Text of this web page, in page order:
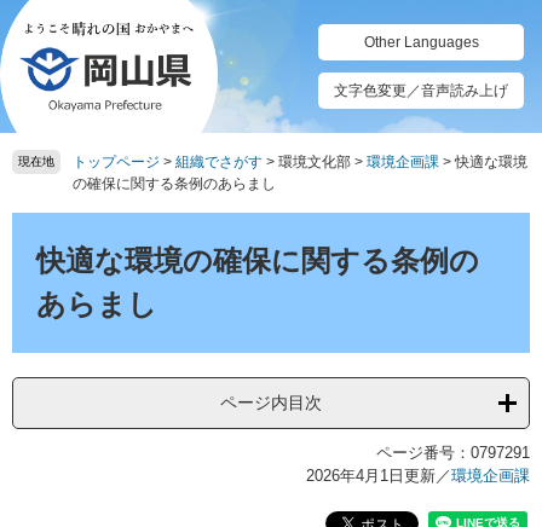
ペ
ー
ジ
の
先
頭
メ
ニ
ュ
ー
を
飛
て
Other Languages
文字色変更／音声読み上げ
現在地 トップページ > 組織でさがす > 環境文化部 > 環境企画課 >快適な環境
の確保に関する条例のあらまし
快適な環境の確保に関する条例の
あらまし
ページ内目次
ページ番号：0797291
2026年4月1日更新／環境企画課